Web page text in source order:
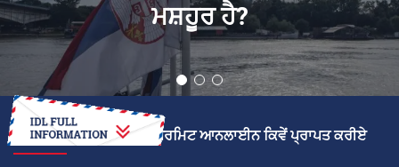
ਮਸ਼ਹੂਰ ਹੈ?
ਅੰਤਰਰਾਸ਼ਟਰੀ ਡਰਾਈਵਿੰਗ ਪਰਮਿਟ ਆਨਲਾਈਨ ਕਿਵੇਂ ਪ੍ਰਾਪਤ ਕਰੀਏ